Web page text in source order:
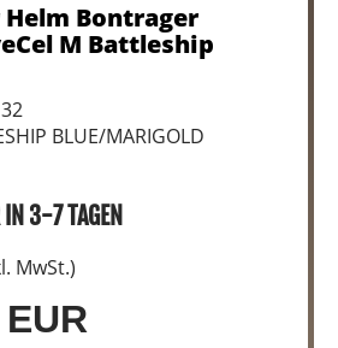
Bontrager
M Battleship
BLUE/MARIGOLD
IN 3-7 TAGEN
MwSt.)